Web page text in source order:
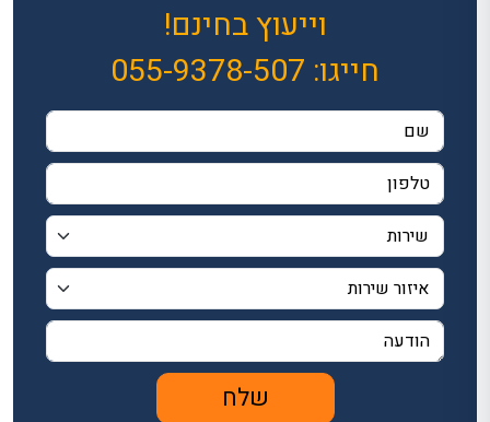
וייעוץ בחינם!
חייגו: 055-9378-507